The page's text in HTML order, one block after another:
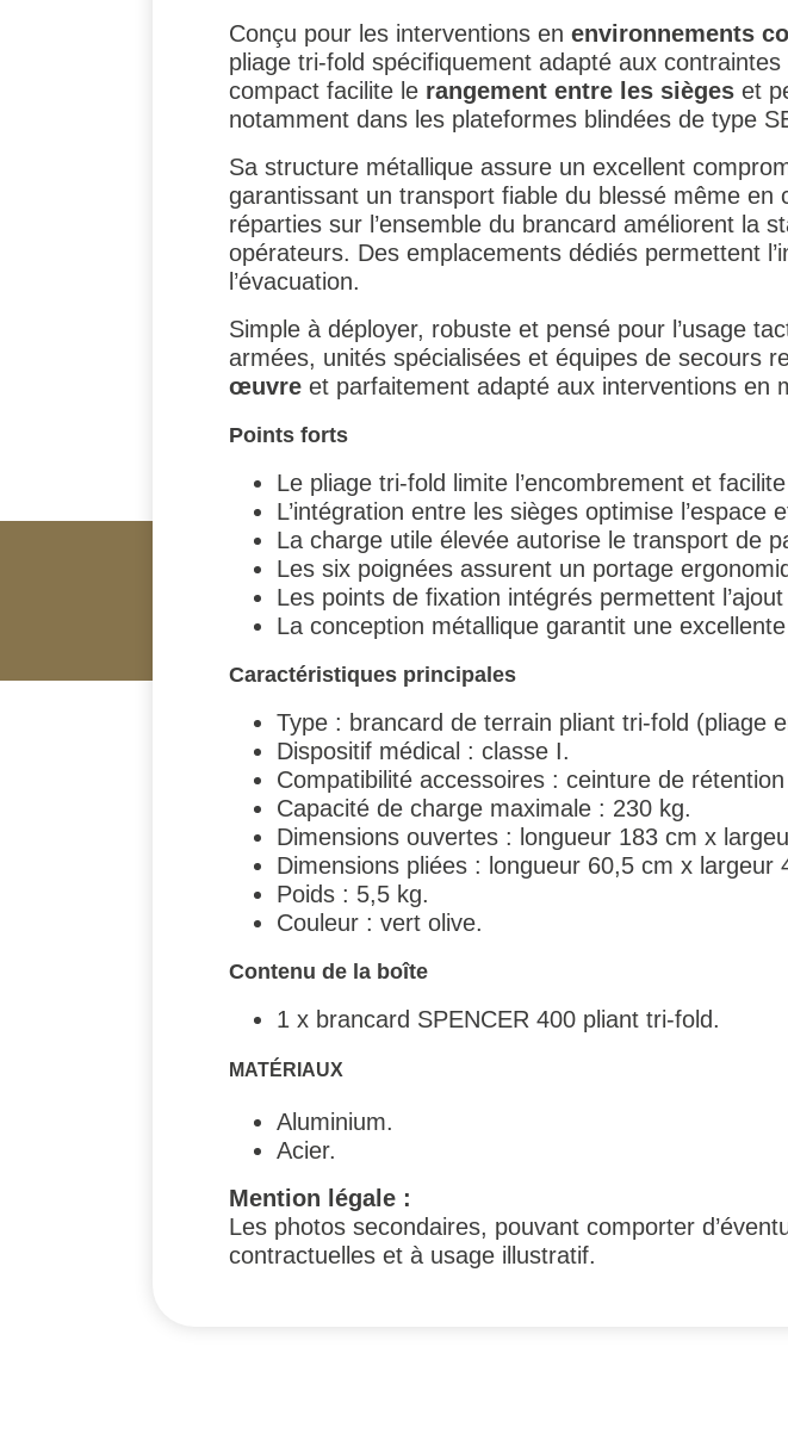
Conçu pour les interventions en environnements
pliage tri-fold spécifiquement adapté aux
compact facilite le rangement entre les sièges et
notamment dans les plateformes blindées de type
Sa structure métallique assure un excellent
garantissant un transport fiable du blessé même
réparties sur l’ensemble du brancard améliorent la
opérateurs. Des emplacements dédiés permettent
l’évacuation.
Simple à déployer, robuste et pensé pour l’usage
armées, unités spécialisées et équipes de secours
œuvre et parfaitement adapté aux interventions en
Points forts
Le pliage tri-fold limite l’encombrement et
L’intégration entre les sièges optimise l’espace
La charge utile élevée autorise le transport de
Les six poignées assurent un portage
Les points de fixation intégrés permettent
La conception métallique garantit une
Caractéristiques principales
Type : brancard de terrain pliant tri-fold (pliage
Dispositif médical : classe I.
Compatibilité accessoires : ceinture de
Capacité de charge maximale : 230 kg.
Dimensions ouvertes : longueur 183 cm x
Dimensions pliées : longueur 60,5 cm x largeur
Poids : 5,5 kg.
Couleur : vert olive.
Contenu de la boîte
1 x brancard SPENCER 400 pliant tri-fold.
MATÉRIAUX
Aluminium.
Acier.
Mention légale :
Les photos secondaires, pouvant comporter
contractuelles et à usage illustratif.